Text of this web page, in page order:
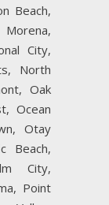
Beach,
City,
North
Oak
Ocean
Otay
Beach,
City,
Point